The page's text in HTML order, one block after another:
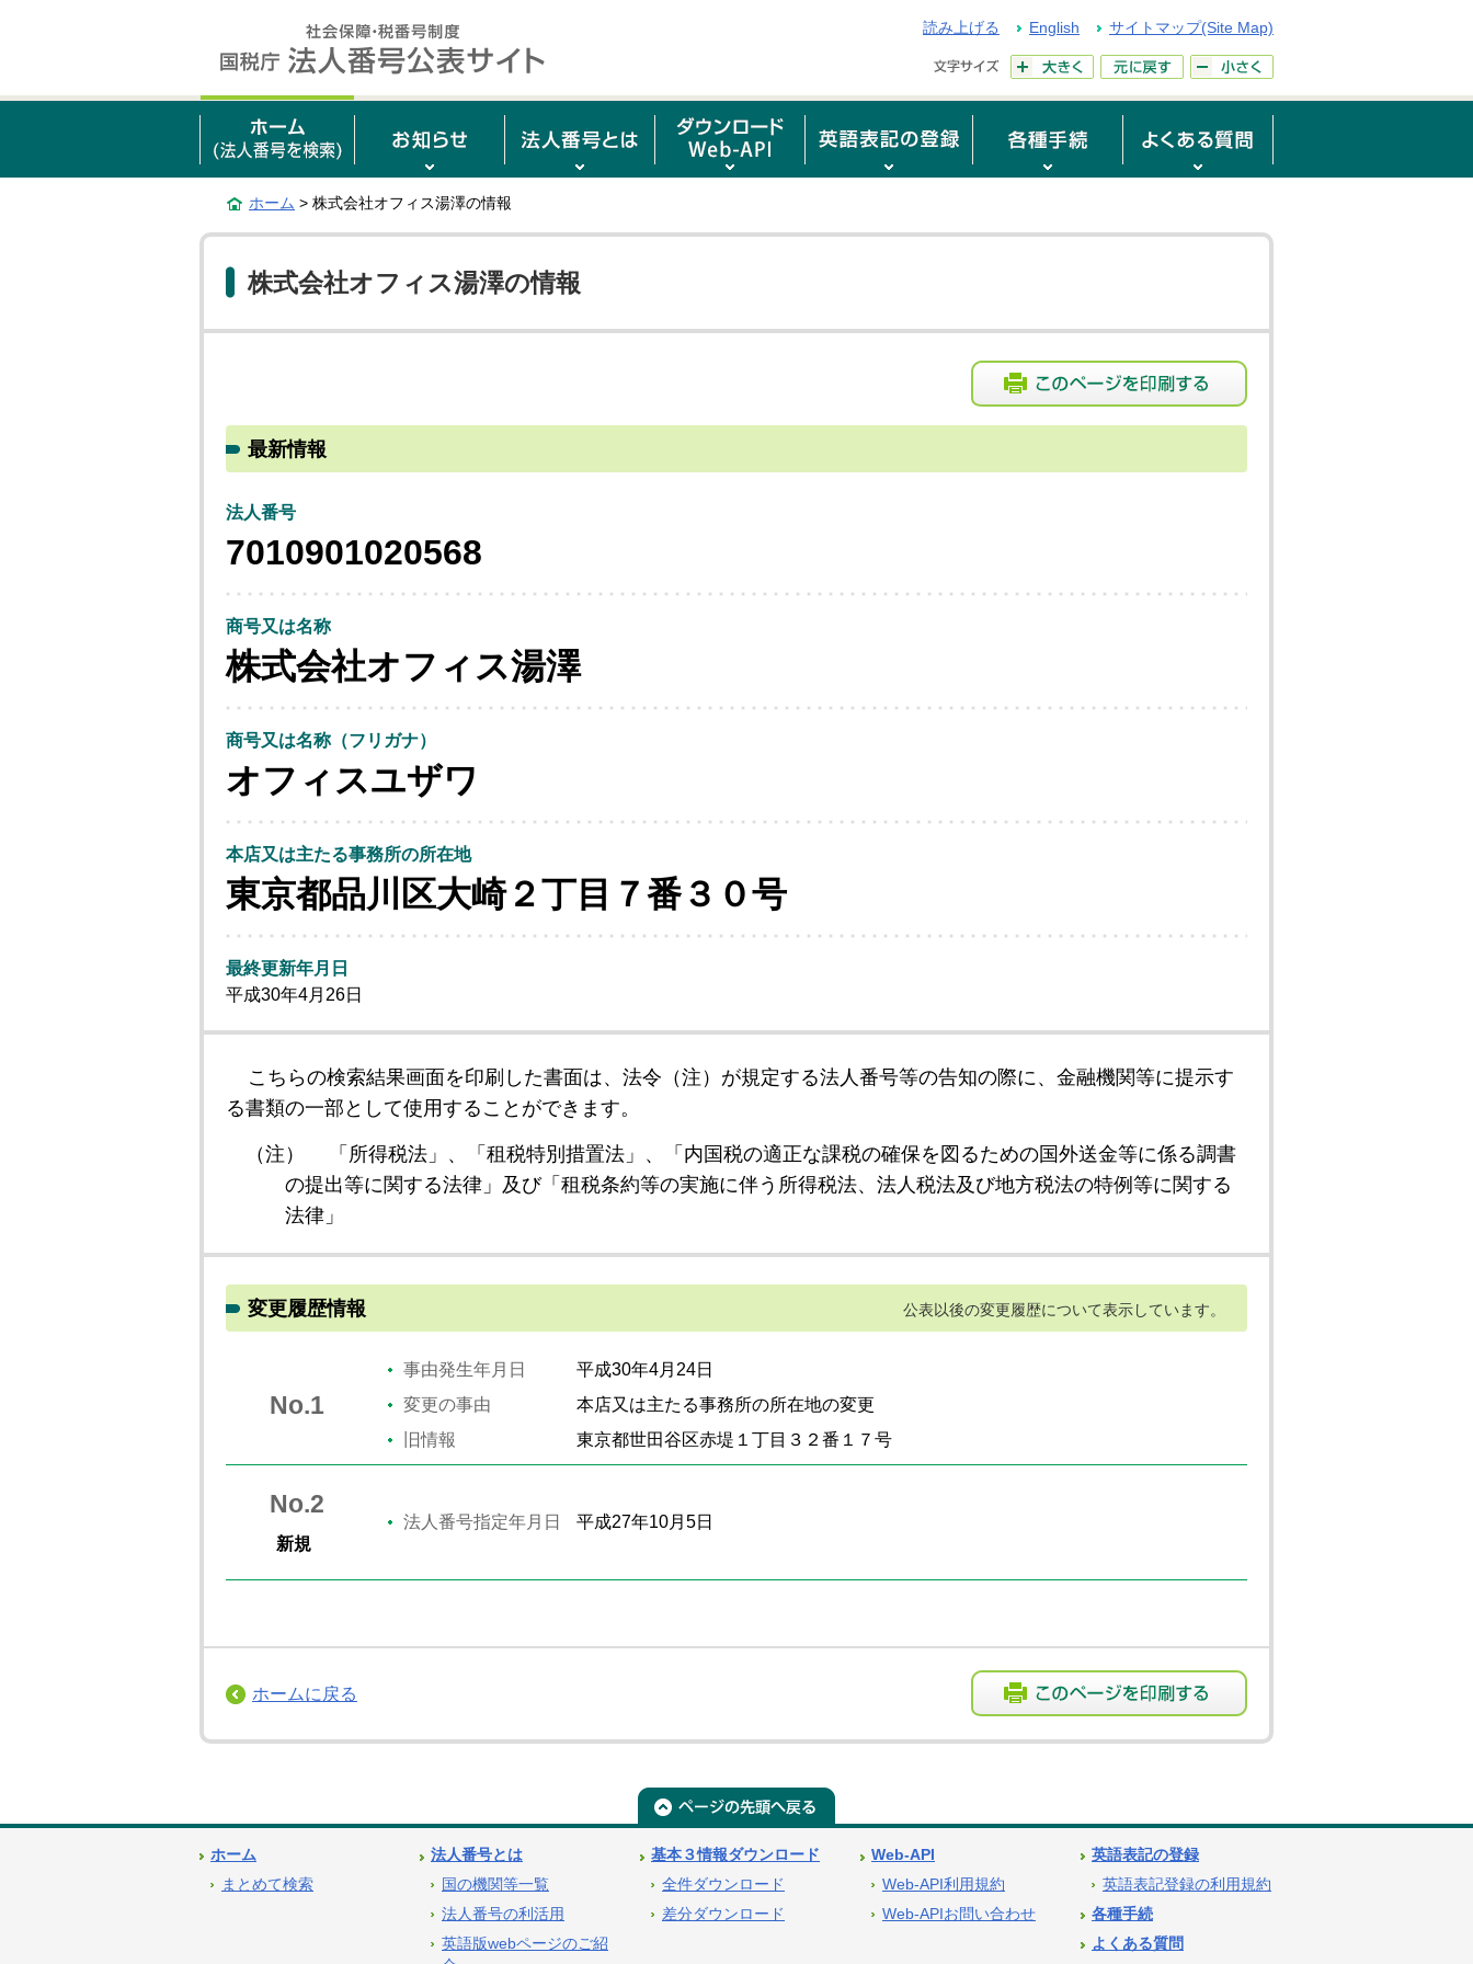
読み上げる English サイトマップ(Site Map)
ホーム > 株式会社オフィス湯澤の情報
株式会社オフィス湯澤の情報
最新情報
法人番号
7010901020568
商号又は名称
株式会社オフィス湯澤
商号又は名称（フリガナ）
オフィスユザワ
本店又は主たる事務所の所在地
東京都品川区大崎２丁目７番３０号
最終更新年月日
平成30年4月26日
こちらの検索結果画面を印刷した書面は、法令（注）が規定する法人番号等の告知の際に、金融機関等に提示す
る書類の一部として使用することができます。
（注）
「所得税法」、「租税特別措置法」、「内国税の適正な課税の確保を図るための国外送金等に係る調書
の提出等に関する法律」及び「租税条約等の実施に伴う所得税法、法人税法及び地方税法の特例等に関する
法律」
変更履歴情報 公表以後の変更履歴について表示しています。
No.1
事由発生年月日
平成30年4月24日
変更の事由
本店又は主たる事務所の所在地の変更
旧情報
東京都世田谷区赤堤１丁目３２番１７号
No.2
新規
法人番号指定年月日 平成27年10月5日
ホームに戻る
ホーム
まとめて検索
法人番号とは
国の機関等一覧
法人番号の利活用
英語版webページのご紹
基本３情報ダウンロード
全件ダウンロード
差分ダウンロード
Web-API
Web-API利用規約
Web-APIお問い合わせ
英語表記の登録
英語表記登録の利用規約
各種手続
よくある質問